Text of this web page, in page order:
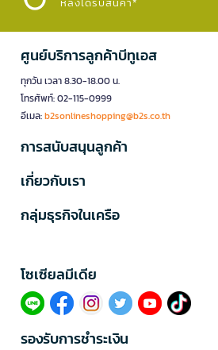
ศูนย์บริการลูกค้าบีทูเอส
ทุกวัน เวลา 8.30-18.00 น.
โทรศัพท์: 02-115-0999
อีเมล:b2sonlineshopping@b2s.co.th
การสนับสนุนลูกค้า
เกี่ยวกับเรา
กลุ่มธุรกิจในเครือ
โซเซียลมีเดีย​
รองรับการชำระเงิน